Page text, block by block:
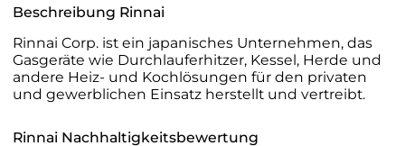
Beschreibung Rinnai
Rinnai Corp. ist ein japanisches Unternehmen, das
Gasgeräte wie Durchlauferhitzer, Kessel, Herde und
andere Heiz- und Kochlösungen für den privaten
und gewerblichen Einsatz herstellt und vertreibt.
Rinnai Nachhaltigkeitsbewertung